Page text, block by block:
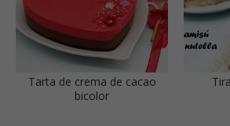
Tarta de crema de cacao
bicolor